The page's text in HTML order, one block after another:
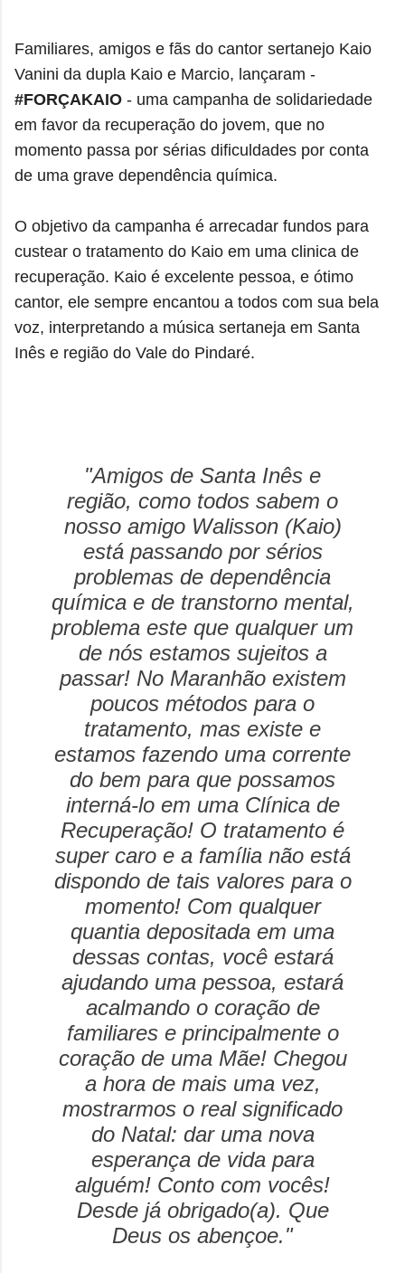
Familiares, amigos e fãs do cantor sertanejo Kaio
Vanini da dupla Kaio e Marcio, lançaram -
#FORÇAKAIO - uma campanha de solidariedade
em favor da recuperação do jovem, que no
momento passa por sérias dificuldades por conta
de uma grave dependência química.
O objetivo da campanha é arrecadar fundos para
custear o tratamento do Kaio em uma clinica de
recuperação. Kaio é excelente pessoa, e ótimo
cantor, ele sempre encantou a todos com sua bela
voz, interpretando a música sertaneja em Santa
Inês e região do Vale do Pindaré.
"Amigos de Santa Inês e
região, como todos sabem o
nosso amigo Walisson (Kaio)
está passando por sérios
problemas de dependência
química e de transtorno mental,
problema este que qualquer um
de nós estamos sujeitos a
passar! No Maranhão existem
poucos métodos para o
tratamento, mas existe e
estamos fazendo uma corrente
do bem para que possamos
interná-lo em uma Clínica de
Recuperação! O tratamento é
super caro e a família não está
dispondo de tais valores para o
momento! Com qualquer
quantia depositada em uma
dessas contas, você estará
ajudando uma pessoa, estará
acalmando o coração de
familiares e principalmente o
coração de uma Mãe! Chegou
a hora de mais uma vez,
mostrarmos o real significado
do Natal: dar uma nova
esperança de vida para
alguém! Conto com vocês!
Desde já obrigado(a). Que
Deus os abençoe."